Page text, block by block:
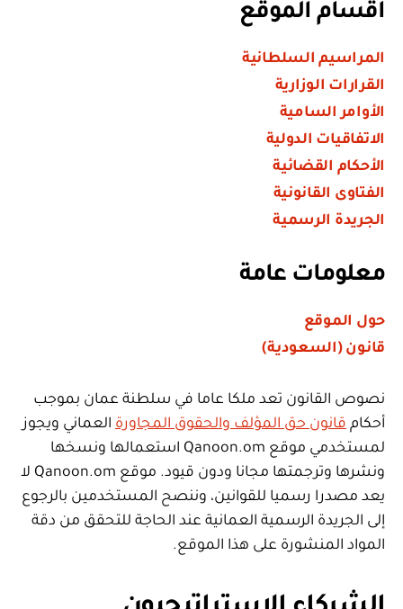
أقسام الموقع
المراسيم السلطانية
القرارات الوزارية
الأوامر السامية
الاتفاقيات الدولية
الأحكام القضائية
الفتاوى القانونية
الجريدة الرسمية
معلومات عامة
حول الموقع
قانون (السعودية)
نصوص القانون تعد ملكا عاما في سلطنة عمان بموجب
أحكام قانون حق المؤلف والحقوق المجاورة العماني ويجوز
لمستخدمي موقع Qanoon.om استعمالها ونسخها
ونشرها وترجمتها مجانا ودون قيود. موقع Qanoon.om لا
يعد مصدرا رسميا للقوانين، وننصح المستخدمين بالرجوع
إلى الجريدة الرسمية العمانية عند الحاجة للتحقق من دقة
المواد المنشورة على هذا الموقع.